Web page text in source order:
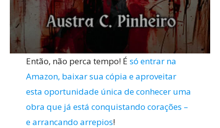
Então, não perca tempo! É só entrar na
Amazon, baixar sua cópia e aproveitar
esta oportunidade única de conhecer uma
obra que já está conquistando corações –
e arrancando arrepios!